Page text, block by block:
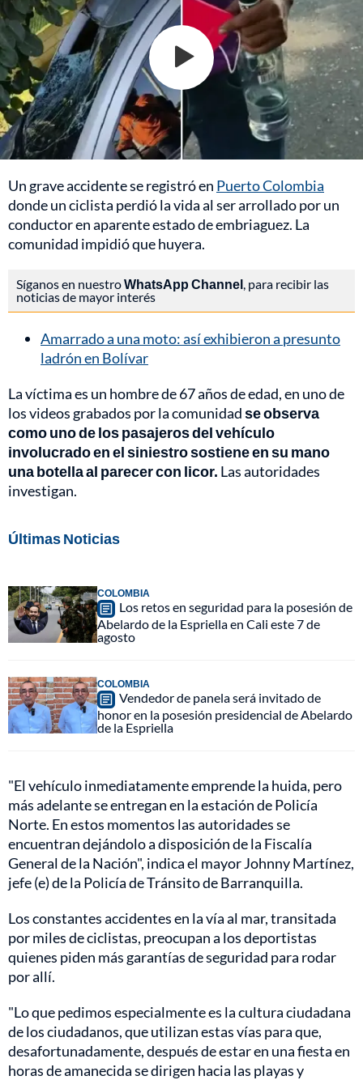
Un grave accidente se registró en Puerto Colombia
donde un ciclista perdió la vida al ser arrollado por un
conductor en aparente estado de embriaguez. La
comunidad impidió que huyera.
Síganos en nuestroWhatsApp Channel , para recibir las
noticias de mayor interés
Amarrado a una moto: así exhibieron a presunto
ladrón en Bolívar
La víctima es un hombre de 67 años de edad, en uno de
los videos grabados por la comunidadse observa
como uno de los pasajeros del vehículo
involucrado en el siniestro sostiene en su mano
una botella al parecer con licor. Las autoridades
investigan.
Últimas Noticias
COLOMBIA
Los retos en seguridad para la posesión de
Abelardo de la Espriella en Cali este 7 de
agosto
COLOMBIA
Vendedor de panela será invitado de
honor en la posesión presidencial de Abelardo
de la Espriella
"El vehículo inmediatamente emprende la huida, pero
más adelante se entregan en la estación de Policía
Norte. En estos momentos las autoridades se
encuentran dejándolo a disposición de la Fiscalía
General de la Nación", indica el mayor Johnny Martínez,
jefe (e) de la Policía de Tránsito de Barranquilla.
Los constantes accidentes en la vía al mar, transitada
por miles de ciclistas, preocupan a los deportistas
quienes piden más garantías de seguridad para rodar
por allí.
"Lo que pedimos especialmente es la cultura ciudadana
de los ciudadanos, que utilizan estas vías para que,
desafortunadamente, después de estar en una fiesta en
horas de amanecida se dirigen hacia las playas y